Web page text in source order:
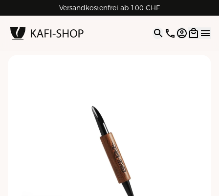
Versandkostenfrei ab 100 CHF
4.9| 5.0 Google
Open